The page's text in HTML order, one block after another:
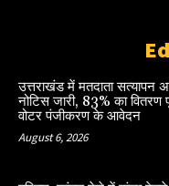
उत्तराखंड में मतदाता
नोटिस जारी, 83% का
वोटर पंजीकरण के आवेदन
August 6, 2026